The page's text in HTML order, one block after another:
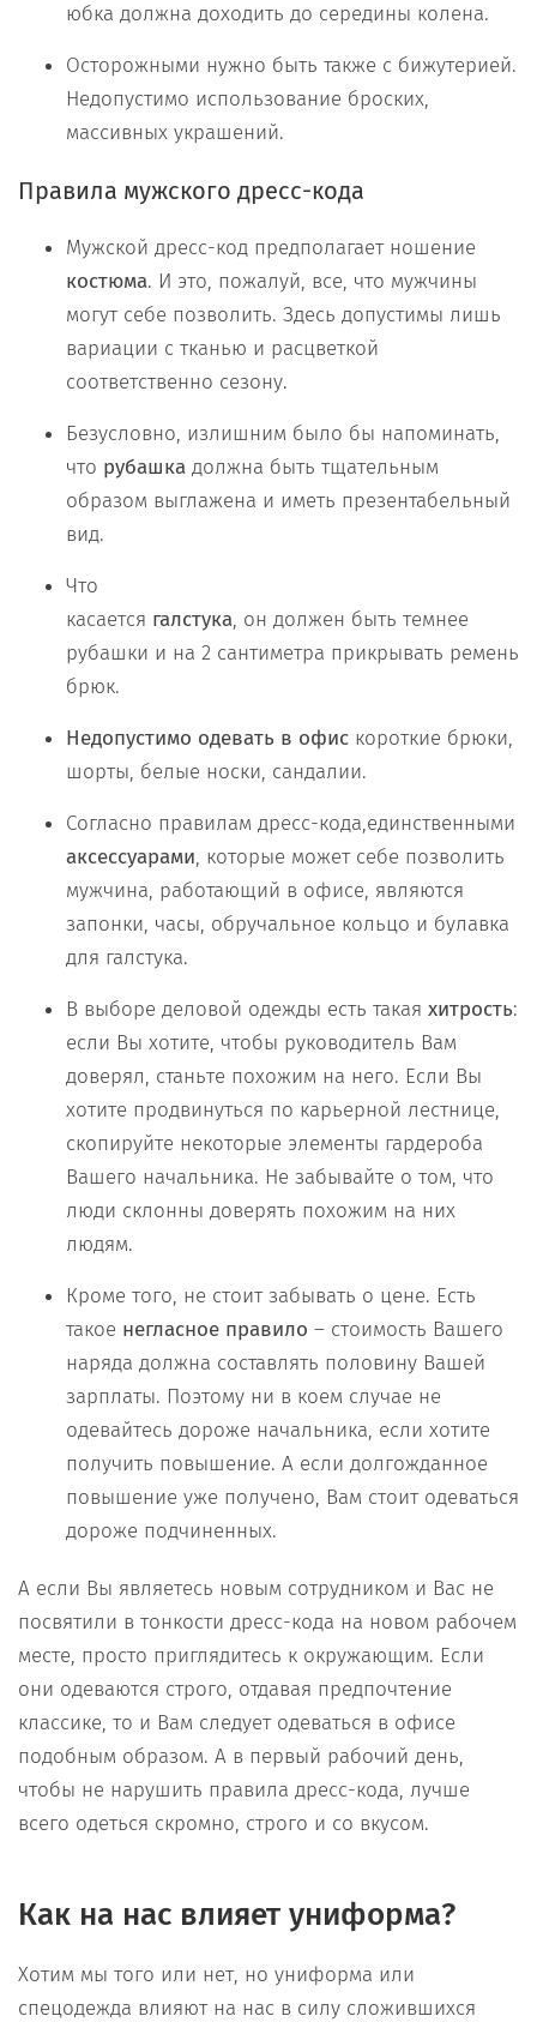
юбка должна доходить до середины колена.
Осторожными нужно быть также с бижутерией.
Недопустимо использование броских,
массивных украшений.
Правила мужского дресс-кода
Мужской дресс-код предполагает ношение
костюма. И это, пожалуй, все, что мужчины
могут себе позволить. Здесь допустимы лишь
вариации с тканью и расцветкой
соответственно сезону.
Безусловно, излишним было бы напоминать,
что рубашка должна быть тщательным
образом выглажена и иметь презентабельный
вид.
Что
касается галстука, он должен быть темнее
рубашки и на 2 сантиметра прикрывать ремень
брюк.
Недопустимо одевать в офис короткие брюки,
шорты, белые носки, сандалии.
Согласно правилам дресс-кода,единственными
аксессуарами, которые может себе позволить
мужчина, работающий в офисе, являются
запонки, часы, обручальное кольцо и булавка
для галстука.
В выборе деловой одежды есть такая хитрость:
если Вы хотите, чтобы руководитель Вам
доверял, станьте похожим на него. Если Вы
хотите продвинуться по карьерной лестнице,
скопируйте некоторые элементы гардероба
Вашего начальника. Не забывайте о том, что
люди склонны доверять похожим на них
людям.
Кроме того, не стоит забывать о цене. Есть
такое негласное правило – стоимость Вашего
наряда должна составлять половину Вашей
зарплаты. Поэтому ни в коем случае не
одевайтесь дороже начальника, если хотите
получить повышение. А если долгожданное
повышение уже получено, Вам стоит одеваться
дороже подчиненных.
А если Вы являетесь новым сотрудником и Вас не
посвятили в тонкости дресс-кода на новом рабочем
месте, просто приглядитесь к окружающим. Если
они одеваются строго, отдавая предпочтение
классике, то и Вам следует одеваться в офисе
подобным образом. А в первый рабочий день,
чтобы не нарушить правила дресс-кода, лучше
всего одеться скромно, строго и со вкусом.
Как на нас влияет униформа?
Хотим мы того или нет, но униформа или
спецодежда влияют на нас в силу сложившихся